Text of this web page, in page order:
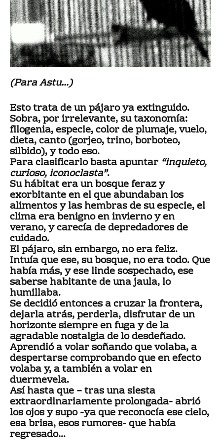
(Para Astu…)
Esto trata de un pájaro ya extinguido.
Sobra, por irrelevante, su taxonomía:
filogenia, especie, color de plumaje, vuelo,
dieta, canto (gorjeo, trino, borboteo,
silbido), y todo eso.
Para clasificarlo basta apuntar “inquieto,
curioso, iconoclasta”.
Su hábitat era un bosque feraz y
exorbitante en el que abundaban los
alimentos y las hembras de su especie, el
clima era benigno en invierno y en
verano, y carecía de depredadores de
cuidado.
El pájaro, sin embargo, no era feliz.
Intuía que ese, su bosque, no era todo. Que
había más, y ese linde sospechado, ese
saberse habitante de una jaula, lo
humillaba.
Se decidió entonces a cruzar la frontera,
dejarla atrás, perderla, disfrutar de un
horizonte siempre en fuga y de la
agradable nostalgia de lo desdeñado.
Aprendió a volar soñando que volaba, a
despertarse comprobando que en efecto
volaba y, a también a volar en
duermevela.
Así hasta que – tras una siesta
extraordinariamente prolongada- abrió
los ojos y supo -ya que reconocía ese cielo,
esa brisa, esos rumores- que había
regresado…